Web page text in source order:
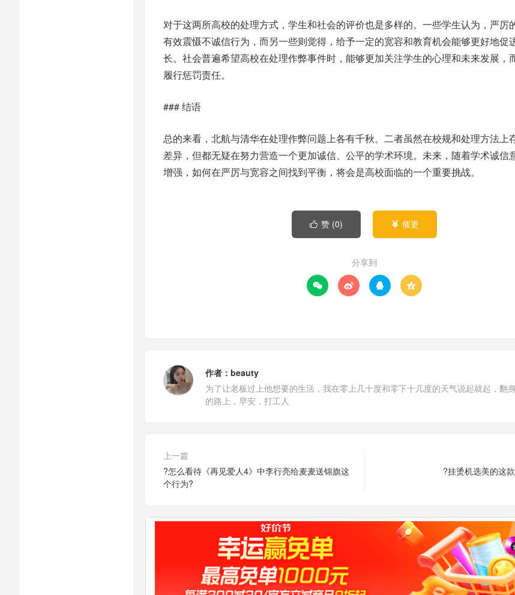
对于这两所高校的处理方式，学生和社会的评价也是多样的。一些学生认为，严厉
有效震慑不诚信行为，而另一些则觉得，给予一定的宽容和教育机会能够更好地促
长。社会普遍希望高校在处理作弊事件时，能够更加关注学生的心理和未来发展，
履行惩罚责任。
### 结语
总的来看，北航与清华在处理作弊问题上各有千秋。二者虽然在校规和处理方法上
差异，但都无疑在努力营造一个更加诚信、公平的学术环境。未来，随着学术诚信
增强，如何在严厉与宽容之间找到平衡，将会是高校面临的一个重要挑战。
 赞 (0)  催更
分享到
   
作者： beauty
为了让老板过上他想要的生活，我在零上几十度和零下十几度的天气说起就起，翻
的路上，早安，打工人
上一篇
?怎么看待《再见爱人4》中李行亮给麦麦送锦旗这
个行为?
?挂烫机选美的这